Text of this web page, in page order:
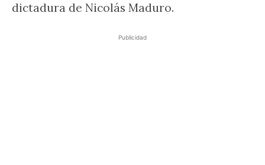
dictadura de Nicolás Maduro.
Publicidad